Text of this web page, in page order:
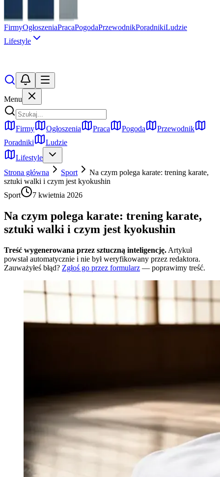
FirmyOgłoszeniaPracaPogodaPrzewodnikPoradnikiLudzie
Lifestyle
Menu
Firmy Ogłoszenia Praca Pogoda
Przewodnik
Poradniki
Ludzie
Lifestyle
Strona główna
Sport
Na czym polega karate: trening karate,
sztuki walki i czym jest kyokushin
Sport
7 kwietnia 2026
Na czym polega karate: trening karate,
sztuki walki i czym jest kyokushin
Treść wygenerowana przez sztuczną inteligencję. Artykuł
powstał automatycznie i nie był weryfikowany przez redaktora.
Zauważyłeś błąd? Zgłoś go przez formularz — poprawimy treść.